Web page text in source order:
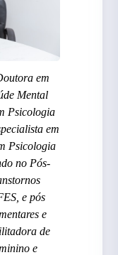
em
Mental
Psicologia
em
Psicologia
no Pós-
e pós
e
de
e